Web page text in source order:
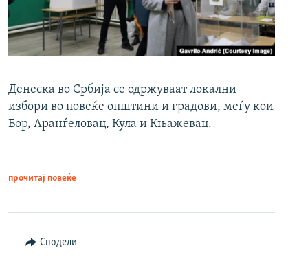
Денеска во Србија се одржуваат локални
избори во повеќе општини и градови, меѓу кои
Бор, Аранѓеловац, Кула и Књажевац.
прочитај повеќе
Сподели